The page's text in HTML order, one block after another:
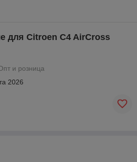
для Citroen C4 AirCross
и розница
2026